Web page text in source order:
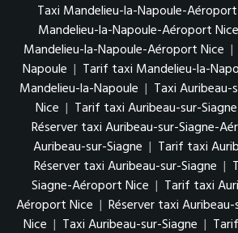
Taxi Mandelieu-la-Napoule-
Mandelieu-la-Napoule-Aéroport Nice
Mandelieu-la-Napoule-Aéroport Nice |
Napoule | Tarif taxi Mandelieu-la-
Mandelieu-la-Napoule | Taxi
Nice | Tarif taxi Auribeau-sur-
Réserver taxi Auribeau-sur-Siagne-
Auribeau-sur-Siagne | Tarif taxi
Réserver taxi Auribeau-sur-Siagne |
Siagne-Aéroport Nice | Tarif taxi
Aéroport Nice | Réserver taxi
Nice | Taxi Auribeau-sur-Siagne |